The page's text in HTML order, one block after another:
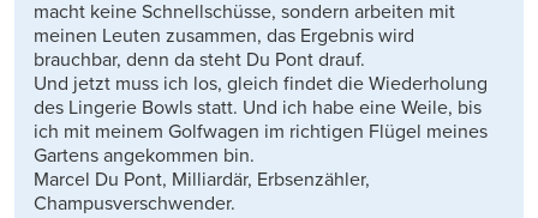
macht keine Schnellschüsse, sondern arbeiten mit
meinen Leuten zusammen, das Ergebnis wird
brauchbar, denn da steht Du Pont drauf.
Und jetzt muss ich los, gleich findet die Wiederholung
des Lingerie Bowls statt. Und ich habe eine Weile, bis
ich mit meinem Golfwagen im richtigen Flügel meines
Gartens angekommen bin.
Marcel Du Pont, Milliardär, Erbsenzähler,
Champusverschwender.